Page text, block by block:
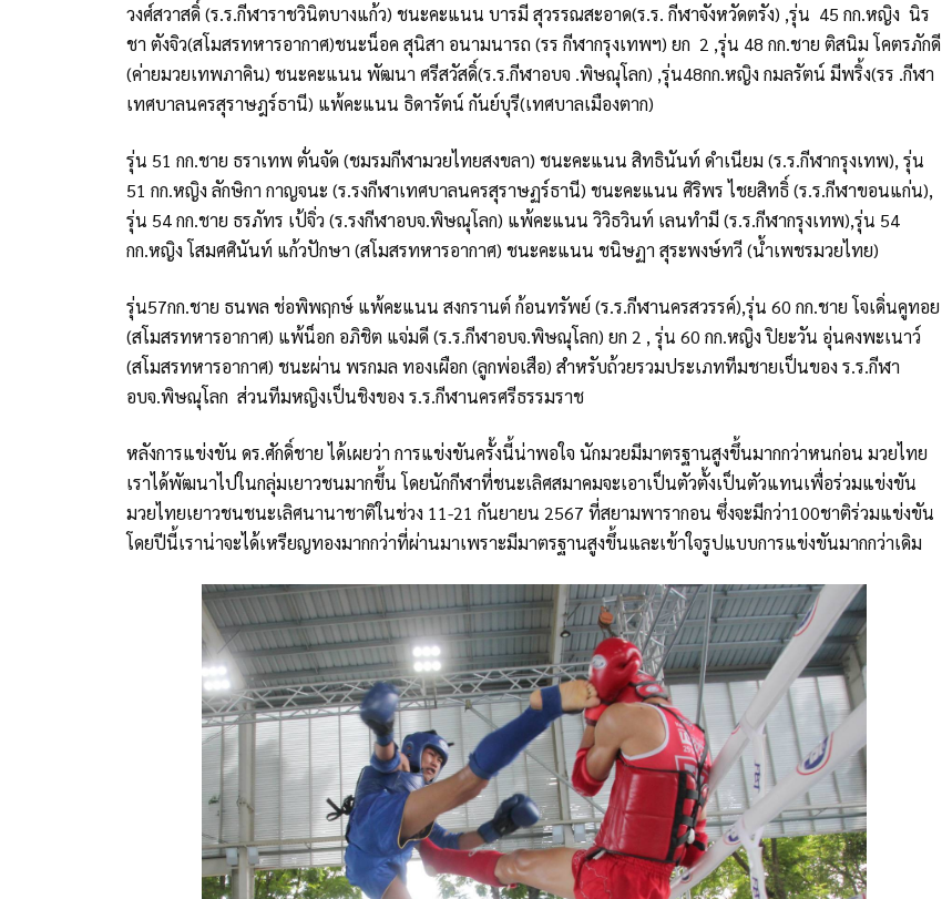
วงศ์สวาสดิ์ (ร.ร.กีฬาราชวินิตบางแก้ว) ชนะคะแนน บารมี สุวรรณสะอาด(ร.ร. กีฬาจังหวัดตรัง) ,รุ่น 45 กก.หญิง นิร
ชา ตังจิว(สโมสรทหารอากาศ)ชนะน็อค สุนิสา อนามนารถ (รร กีฬากรุงเทพฯ) ยก 2 ,รุ่น 48 กก.ชาย ติสนิม โคตรภักดี
(ค่ายมวยเทพภาคิน) ชนะคะแนน พัฒนา ศรีสวัสดิ์(ร.ร.กีฬาอบจ .พิษณุโลก) ,รุ่น48กก.หญิง กมลรัตน์ มีพริ้ง(รร .กีฬา
เทศบาลนครสุราษฎร์ธานี) แพ้คะแนน ธิดารัตน์ กันย์บุรี(เทศบาลเมืองตาก)
รุ่น 51 กก.ชาย ธราเทพ ตั่นจัด (ชมรมกีฬามวยไทยสงขลา) ชนะคะแนน สิทธินันท์ ดำเนียม (ร.ร.กีฬากรุงเทพ), รุ่น
51 กก.หญิง ลักษิกา กาญจนะ (ร.รงกีฬาเทศบาลนครสุราษฏร์ธานี) ชนะคะแนน ศิริพร ไชยสิทธิ์ (ร.ร.กีฬาขอนแก่น),
รุ่น 54 กก.ชาย ธรภัทร เป้จิ่ว (ร.รงกีฬาอบจ.พิษณุโลก) แพ้คะแนน วิวิธวินท์ เลนทำมี (ร.ร.กีฬากรุงเทพ),รุ่น 54
กก.หญิง โสมศศินันท์ แก้วปักษา (สโมสรทหารอากาศ) ชนะคะแนน ชนิษฏา สุระพงษ์ทวี (น้ำเพชรมวยไทย)
รุ่น57กก.ชาย ธนพล ช่อพิพฤกษ์ แพ้คะแนน สงกรานต์ ก้อนทรัพย์ (ร.ร.กีฬานครสวรรค์),รุ่น 60 กก.ชาย โจเดิ่นคูทอย
(สโมสรทหารอากาศ) แพ้น็อก อภิชิต แจ่มดี (ร.ร.กีฬาอบจ.พิษณุโลก) ยก 2 , รุ่น 60 กก.หญิง ปิยะวัน อุ่นคงพะเนาว์
(สโมสรทหารอากาศ) ชนะผ่าน พรกมล ทองเผือก (ลูกพ่อเสือ) สำหรับถ้วยรวมประเภททีมชายเป็นของ ร.ร.กีฬา
อบจ.พิษณุโลก ส่วนทีมหญิงเป็นชิงของ ร.ร.กีฬานครศรีธรรมราช
หลังการแข่งขัน ดร.ศักดิ์ชาย ได้เผยว่า การแข่งขันครั้งนี้น่าพอใจ นักมวยมีมาตรฐานสูงขึ้นมากกว่าหนก่อน มวยไทย
เราได้พัฒนาไปในกลุ่มเยาวชนมากขึ้น โดยนักกีฬาที่ชนะเลิศสมาคมจะเอาเป็นตัวตั้งเป็นตัวแทนเพื่อร่วมแข่งขัน
มวยไทยเยาวชนชนะเลิศนานาชาติในช่วง 11-21 กันยายน 2567 ที่สยามพารากอน ซึ่งจะมีกว่า100ชาติร่วมแข่งขัน
โดยปีนี้เราน่าจะได้เหรียญทองมากกว่าที่ผ่านมาเพราะมีมาตรฐานสูงขึ้นและเข้าใจรูปแบบการแข่งขันมากกว่าเดิม